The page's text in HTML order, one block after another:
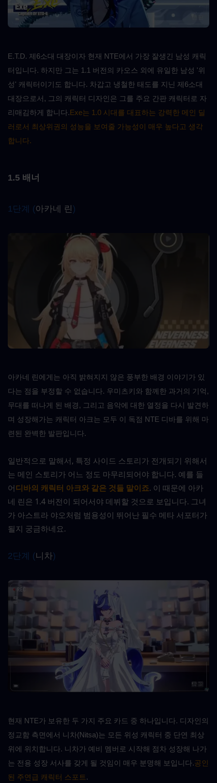
E.T.D. 제6소대 대장이자 현재 NTE에서 가장 잘생긴 남성 캐릭
터입니다. 하지만 그는 1.1 버전의 카오스 외에 유일한 남성 '위
성' 캐릭터이기도 합니다. 차갑고 냉철한 태도를 지닌 제6소대
대장으로서, 그의 캐릭터 디자인은 그를 주요 간판 캐릭터로 자
리매김하게 합니다. Exe는 1.0 시대를 대표하는 강력한 메인 딜
러로서 최상위권의 성능을 보여줄 가능성이 매우 높다고 생각
합니다.
1.5 배너
1단계 (아카네 린 )
아카네 린에게는 아직 밝혀지지 않은 풍부한 배경 이야기가 있
다는 점을 부정할 수 없습니다. 우미츠키와 함께한 과거의 기억,
무대를 떠나게 된 배경, 그리고 음악에 대한 열정을 다시 발견하
며 성장해가는 캐릭터 아크는 모두 이 독점 NTE 디바를 위해 마
련된 완벽한 발판입니다.
일반적으로 말해서, 특정 사이드 스토리가 전개되기 위해서
는 메인 스토리가 어느 정도 마무리되어야 합니다. 예를 들
어디바의 캐릭터 아크와 같은 것들 말이죠. 이 때문에 아카
네 린은 1.4 버전이 되어서야 데뷔할 것으로 보입니다. 그녀
가 아스트라 야오처럼 범용성이 뛰어난 필수 메타 서포터가
될지 궁금하네요.
2단계 (니차)
현재 NTE가 보유한 두 가지 주요 카드 중 하나입니다. 디자인의
정교함 측면에서 니차(Nitsa)는 모든 위성 캐릭터 중 단연 최상
위에 위치합니다. 니차가 예비 멤버로 시작해 점차 성장해 나가
는 전용 성장 서사를 갖게 될 것임이 매우 분명해 보입니다.공인
된 주연급 캐릭터 스포트 .